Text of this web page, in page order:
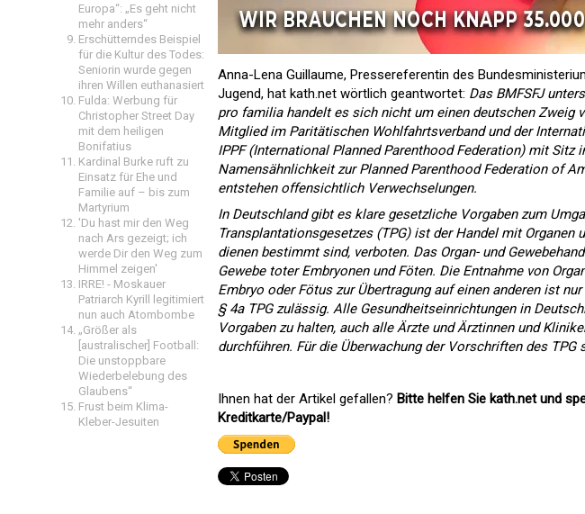
Europa“: „Es geht nicht
mehr anders“
Erschütterndes Beispiel
für die Kultur des Todes:
Seniorin wurde gegen
ihren Willen euthanasiert
Fulda: Werbung für
Christopher Street Day
mit dem heiligen
Bonifatius
Kardinal Burke ruft zu
Einsatz für Ehe und
Familie auf – bis zum
Martyrium
'Du hast mir den Weg
nach Ars gezeigt; ich
werde Dir den Weg zum
Himmel zeigen'
IRRE! - Moskauer
Patriarch Kyrill legitimiert
nun auch Atombombe
„Größer als
[australischer] Football:
Die unstoppbare
Wiederbelebung des
Glaubens“
Frust beim Klima-
Kleber-Jesuiten
Anna-Lena Guillaume, Pressereferentin des
Jugend, hat kath.net wörtlich geantwortet: Das BMFSFJ
pro familia handelt es sich nicht um einen deutschen Zweig
Mitglied im Paritätischen Wohlfahrtsverband und der
IPPF (International Planned Parenthood Federation) mit Sitz
Namensähnlichkeit zur Planned Parenthood Federation of
entstehen offensichtlich Verwechselungen.
In Deutschland gibt es klare gesetzliche Vorgaben zum
Transplantationsgesetzes (TPG) ist der Handel mit Organen
dienen bestimmt sind, verboten. Das Organ- und
Gewebe toter Embryonen und Föten. Die Entnahme von
Embryo oder Fötus zur Übertragung auf einen anderen ist
§ 4a TPG zulässig. Alle Gesundheitseinrichtungen in
Vorgaben zu halten, auch alle Ärzte und Ärztinnen und
durchführen. Für die Überwachung der Vorschriften des TPG
Ihnen hat der Artikel gefallen? Bitte helfen Sie kath.net und
Kreditkarte/Paypal!